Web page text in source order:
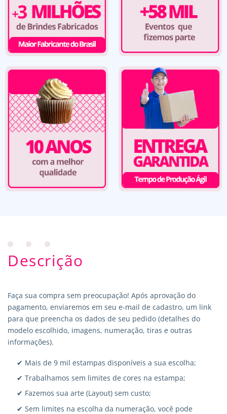
Descrição
Faça sua compra sem preocupação! Após aprovação do
pagamento, enviaremos em seu e-mail de cadastro, um link
para que preencha os dados de seu pedido (detalhes do
modelo escolhido, imagens, numeração, tiras e outras
informações).
✔ Mais de 9 mil estampas disponíveis a sua escolha;
✔ Trabalhamos sem limites de cores na estampa;
✔ Fazemos sua arte (Layout) sem custo;
✔ Sem limites na escolha da numeração, você pode